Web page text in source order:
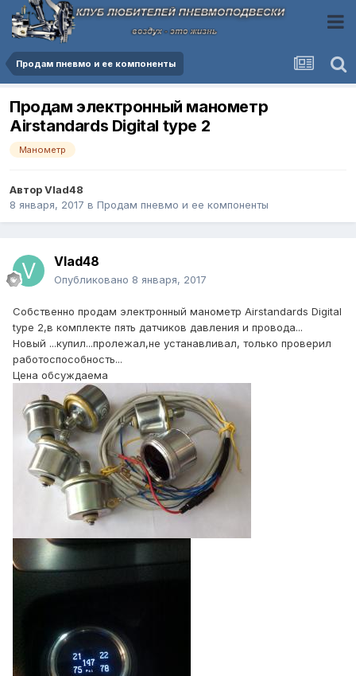
Продам пневмо и ее компоненты
Продам электронный манометр
Airstandards Digital type 2
Манометр
АвторVlad48
8 января, 2017 в Продам пневмо и ее компоненты
Vlad48
Опубликовано 8 января, 2017
Собственно продам электронный манометр Airstandards Digital
type 2,в комплекте пять датчиков давления и провода...
Новый ...купил...пролежал,не устанавливал, только проверил
работоспособность...
Цена обсуждаема